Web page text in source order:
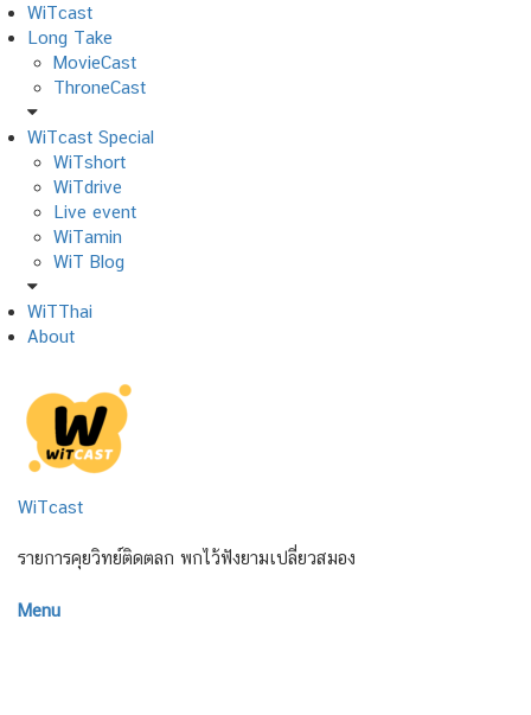
Skip
to
content
WiTcast
Long Take
MovieCast
ThroneCast
WiTcast Special
WiTshort
WiTdrive
Live event
WiTamin
WiT Blog
WiTThai
About
WiTcast
รายการคุยวิทย์ติดตลก พกไว้ฟังยามเปลี่ยวสมอง
Menu